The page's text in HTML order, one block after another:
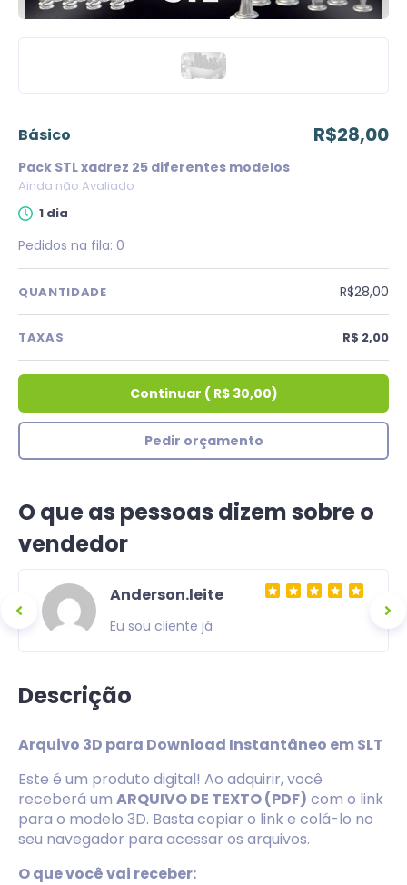
básico R$28,00
Pack STL xadrez 25 diferentes modelos
Ainda não Avaliado
1 dia
Pedidos na fila: 0
QUANTIDADE R$28,00
TAXAS R$ 2,00
Continuar ( R$ 30,00)
Pedir orçamento
O que as pessoas dizem sobre o
vendedor
Anderson.leite
Eu sou cliente já
Descrição
Arquivo 3D para Download Instantâneo em SLT
Este é um produto digital! Ao adquirir, você
receberá um ARQUIVO DE TEXTO (PDF) com o link
para o modelo 3D. Basta copiar o link e colá-lo no
seu navegador para acessar os arquivos.
O que você vai receber: